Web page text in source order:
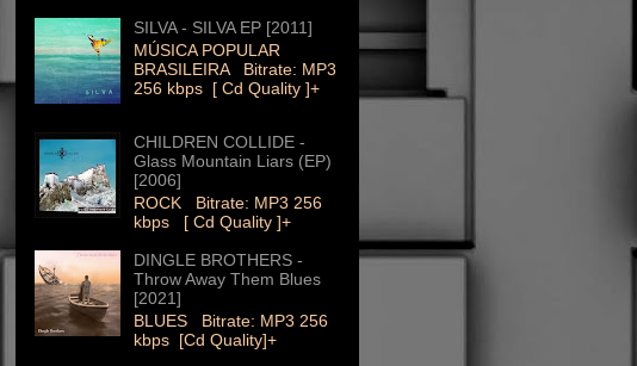
SILVA - SILVA EP [2011]
MÚSICA POPULAR
BRASILEIRA Bitrate: MP3
256 kbps [ Cd Quality ]+
CHILDREN COLLIDE -
Glass Mountain Liars (EP)
[2006]
ROCK Bitrate: MP3 256
kbps [ Cd Quality ]+
DINGLE BROTHERS -
Throw Away Them Blues
[2021]
BLUES Bitrate: MP3 256
kbps [Cd Quality]+